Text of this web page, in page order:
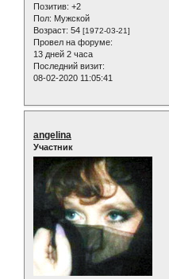
Позитив: +2
Пол: Мужской
Возраст: 54 [1972-03-21]
Провел на форуме:
13 дней 2 часа
Последний визит:
08-02-2020 11:05:41
angelina
Участник